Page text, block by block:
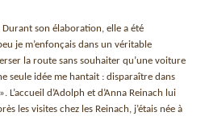
son élaboration, elle a été
je m’enfonçais dans un véritable
la route sans souhaiter qu’une voiture
seule idée me hantait : disparaître dans
L’accueil d’Adolph et d’Anna Reinach lui
les visites chez les Reinach, j’étais née à